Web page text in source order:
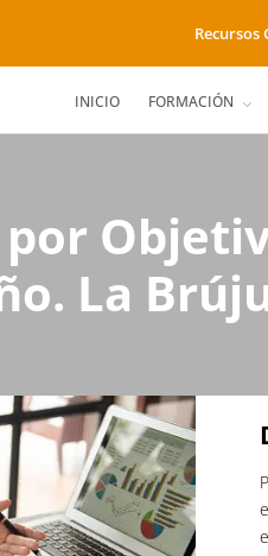
Recursos
INICIO FORMACIÓN
La